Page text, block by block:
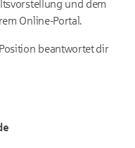
und dem
Online-Portal.
beantwortet dir